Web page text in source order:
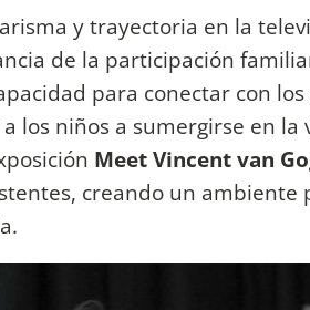
y trayectoria en la
de la participación
para conectar con los
los niños a sumergirse en la
Meet Vincent van
creando un ambiente